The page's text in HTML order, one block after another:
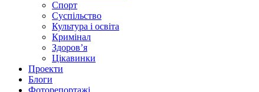
Спорт
Суспільство
Культура і освіта
Кримінал
Здоров’я
Цікавинки
Проекти
Блоги
Фоторепортажі